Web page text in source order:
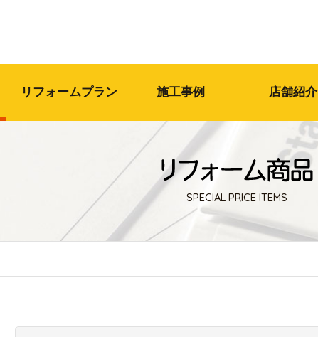
リフォームプラン 施工事例 店舗紹介
SPECIAL PRICE ITEMS